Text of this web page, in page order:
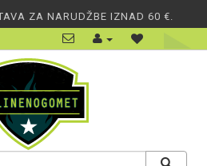
ZA NARUDŽBE IZNAD 60 €.